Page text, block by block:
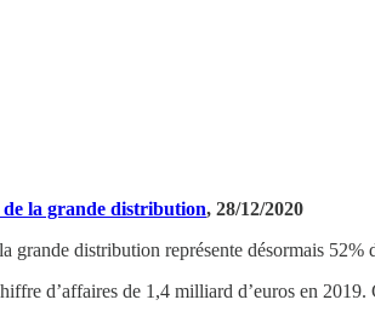
de la grande distribution, 28/12/2020
distribution représente désormais 52%
d’affaires de 1,4 milliard d’euros en